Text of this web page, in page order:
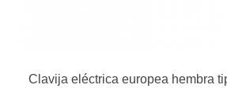
Clavija eléctrica europea hembra